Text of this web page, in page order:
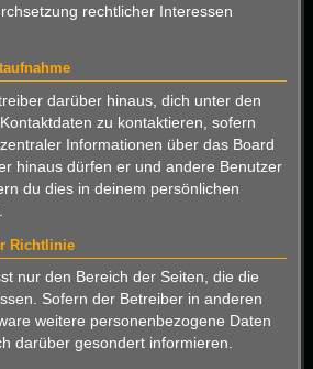
rechtlicher Interessen
darüber hinaus, dich unter den
zu kontaktieren, sofern
Informationen über das Board
hinaus dürfen er und andere Benutzer
du dies in deinem persönlichen
Richtlinie
nur den Bereich der Seiten, die die
Sofern der Betreiber in anderen
weitere personenbezogene Daten
darüber gesondert informieren.